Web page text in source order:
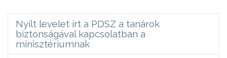
Nyílt levelet írt a PDSZ a tanárok
biztonságával kapcsolatban a
minisztériumnak